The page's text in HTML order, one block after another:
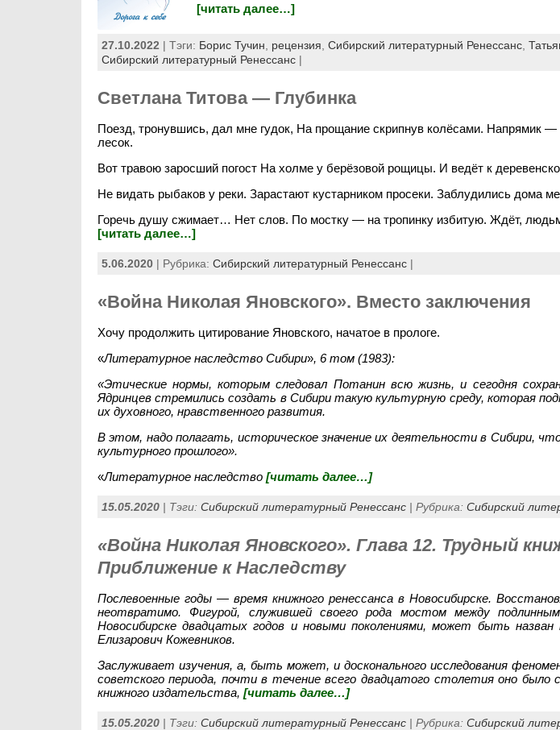
[читать далее…]
27.10.2022 | Тэги: Борис Тучин рецензия Сибирский литературный Ренессанс,
Сибирский литературный Ренессанс|
Светлана Титова — Глубинка
Поезд, тронувшись, дал мне гудок, На прощание скрипнув колёсами. Напрямик —
лесок.
Вот травою заросший погост На холме у берёзовой рощицы. И ведёт к
Не видать рыбаков у реки. Зарастают кустарником просеки. Заблудились дома
Горечь душу сжимает… Нет слов. По мостку — на тропинку избитую. Ждёт,
[читать далее…]
5.06.2020| Рубрика: Сибирский литературный Ренессанс|
«Война Николая Яновского». Вместо заключения
Хочу продолжить цитирование Яновского, начатое в прологе.
«Литературное наследство Сибири», 6 том (1983):
«Этические нормы, которым следовал Потанин всю жизнь, и сегодня
Ядринцев стремились создать в Сибири такую культурную среду, которая
их духовного, нравственного развития.
В этом, надо полагать, историческое значение их деятельности в Сибири,
культурного прошлого».
«Литературное наследство [читать далее…]
15.05.2020| Тэги: Сибирский литературный Ренессанс| Рубрика: Сибирский
«Война Николая Яновского». Глава 12. Трудный
Приближение к Наследству
Послевоенные годы — время книжного ренессанса в Новосибирске.
неотвратимо. Фигурой, служившей своего рода мостом между
Новосибирске двадцатых годов и новыми поколениями, может быть
Елизарович Кожевников.
Заслуживает изучения, а, быть может, и досконального исследования
советского периода, почти в течение всего двадцатого столетия оно было
книжного издательства, [читать далее…]
15.05.2020| Тэги: Сибирский литературный Ренессанс| Рубрика: Сибирский